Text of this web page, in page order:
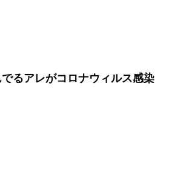
るアレがコロナウィルス感染